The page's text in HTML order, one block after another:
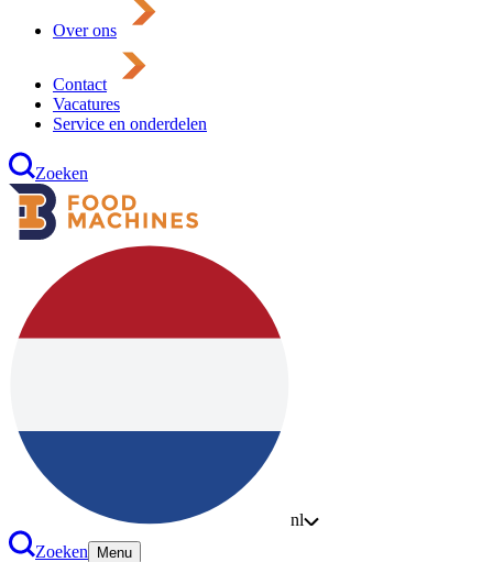
Over ons
Contact
Vacatures
Service en onderdelen
Zoeken
nl
Zoeken
Menu